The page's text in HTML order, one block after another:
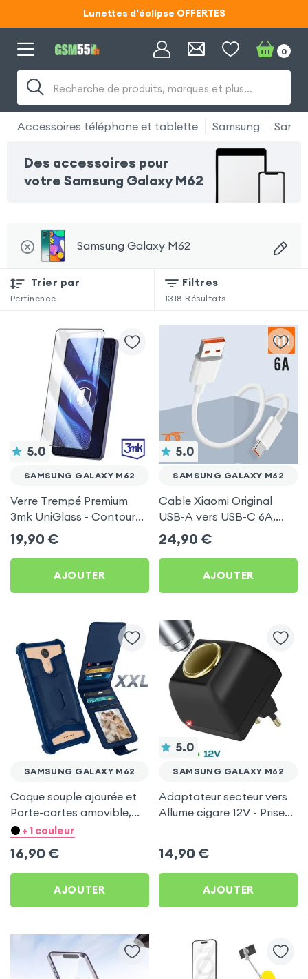
Lunettes d'éclipse OFFERTES
Code ECLIPSE55
Code ECLIPSE55
Recherche de produits, marques et plus…
0
Accessoires téléphone et tablette Samsung
Des accessoires pour
votre Samsung Galaxy M62
Samsung Galaxy M62
Trier par
Pertinence
Filtres
1318 Résultats
5.0
SAMSUNG GALAXY M62
Verre Trempé Premium
3mk UniGlass - Contour
Noir pour Samsung
Galaxy M62
19,90 €
AJOUTER
5.0
SAMSUNG GALAXY M62
Cable Xiaomi Original
USB-A vers USB-C 6A,
Charge Rapide et
Synchronisation - Blanc
pour Samsung Galaxy
24,90 €
AJOUTER
SAMSUNG GALAXY M62
Coque souple ajourée et
Porte-cartes amovible,
avec languette
Samsung Galaxy M62
+ 1 couleur
16,90 €
AJOUTER
5.0
SAMSUNG GALAXY M62
Adaptateur secteur vers
Allume cigare 12V - Prise
14,90 €
AJOUTER